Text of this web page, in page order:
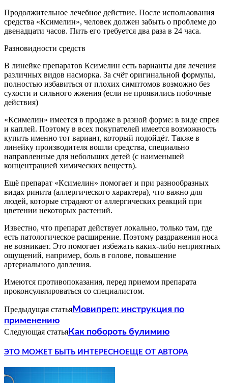
Продолжительное лечебное действие. После использования
средства «Ксимелин», человек должен забыть о проблеме до
двенадцати часов. Пить его требуется два раза в 24 часа.
Разновидности средств
В линейке препаратов Ксимелин есть варианты для лечения
различных видов насморка. За счёт оригинальной формулы,
полностью избавиться от плохих симптомов возможно без
сухости и сильного жжения (если не проявились побочные
действия)
«Ксимелин» имеется в продаже в разной форме: в виде спрея
и каплей. Поэтому в всех покупателей имеется возможность
купить именно тот вариант, который подойдёт. Также в
линейку производителя вошли средства, специально
направленные для небольших детей (с наименьшей
концентрацией химических веществ).
Ещё препарат «Ксимелин» помогает и при разнообразных
видах ринита (аллергического характера), что важно для
людей, которые страдают от аллергических реакций при
цветении некоторых растений.
Известно, что препарат действует локально, только там, где
есть патологическое расширение. Поэтому раздражения носа
не возникает. Это помогает избежать каких-либо неприятных
ощущений, например, боль в голове, повышение
артериального давления.
Имеются противопоказания, перед приемом препарата
проконсультироваться со специалистом.
Предыдущая статьяМовипреп: инструкция по
применению
Следующая статьяКак побороть булимию
ЭТО МОЖЕТ БЫТЬ ИНТЕРЕСНО ЕЩЕ ОТ АВТОРА